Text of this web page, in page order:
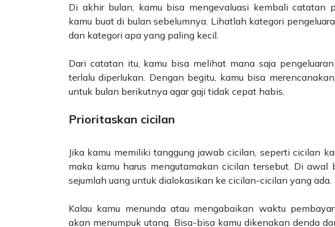
Di akhir bulan, kamu bisa mengevaluasi kembali catatan
kamu buat di bulan sebelumnya. Lihatlah kategori
dan kategori apa yang paling kecil.
Dari catatan itu, kamu bisa melihat mana saja
terlalu diperlukan. Dengan begitu, kamu bisa
untuk bulan berikutnya agar gaji tidak cepat habis.
Prioritaskan cicilan
Jika kamu memiliki tanggung jawab cicilan, seperti cicilan
maka kamu harus mengutamakan cicilan tersebut. Di awal
sejumlah uang untuk dialokasikan ke cicilan-cicilan yang ada.
Kalau kamu menunda atau mengabaikan waktu
akan menumpuk utang. Bisa-bisa kamu dikenakan denda